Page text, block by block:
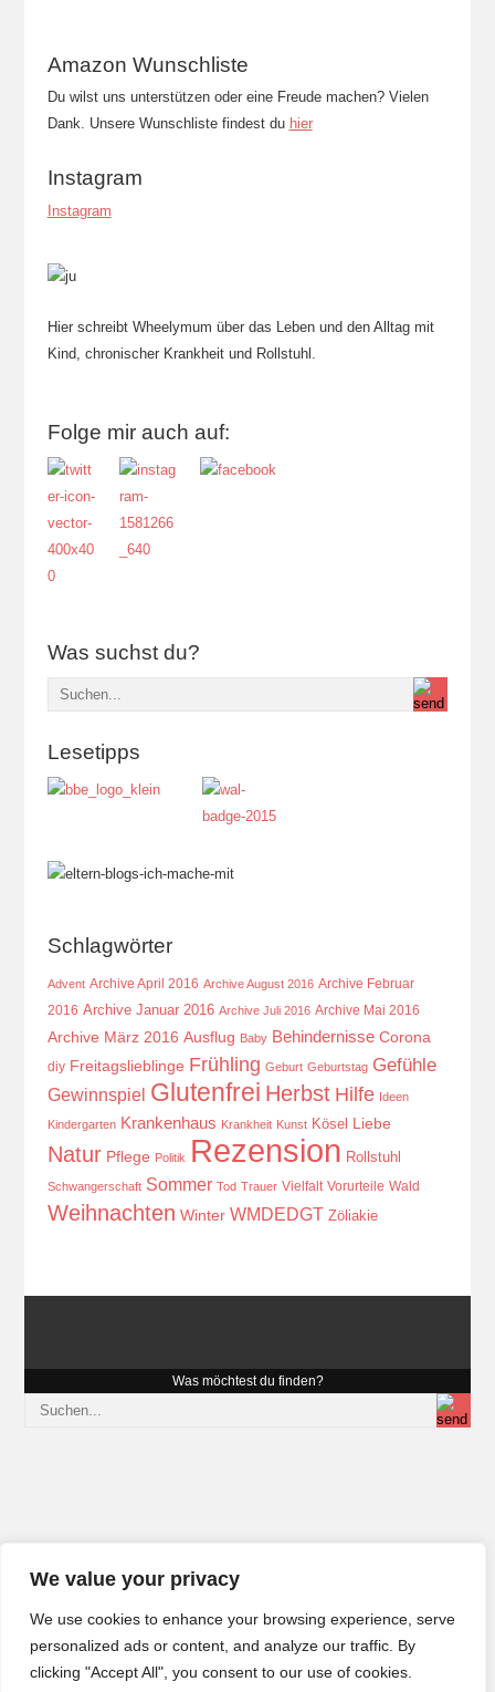
We value your privacy
We use cookies to enhance your browsing experience, serve
personalized ads or content, and analyze our traffic. By
clicking "Accept All", you consent to our use of cookies.
Amazon Wunschliste
Du wilst uns unterstützen oder eine Freude machen? Vielen
Dank. Unsere Wunschliste findest du hier
Instagram
Instagram
Hier schreibt Wheelymum über das Leben und den Alltag mit
Kind, chronischer Krankheit und Rollstuhl.
Folge mir auch auf:
Was suchst du?
Lesetipps
Schlagwörter
Advent Archive April 2016 Archive August 2016 Archive Februar
2016 Archive Januar 2016 Archive Juli 2016 Archive Mai 2016
Archive März 2016 Ausflug Baby Behindernisse Corona
diy Freitagslieblinge Frühling Geburt Geburtstag Gefühle
Gewinnspiel Glutenfrei Herbst Hilfe Ideen
Kindergarten Krankenhaus Krankheit Kunst Kösel Liebe
Natur Pflege Politik Rezension Rollstuhl
Schwangerschaft Sommer Tod Trauer Vielfalt Vorurteile Wald
Weihnachten Winter WMDEDGT Zöliakie
Was möchtest du finden?